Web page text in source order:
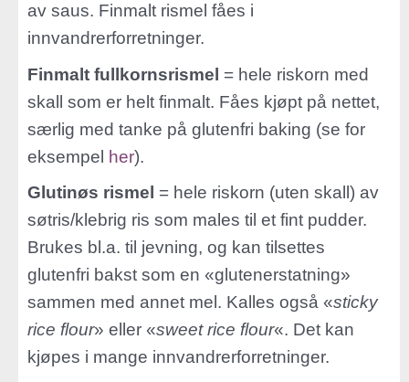
av saus. Finmalt rismel fåes i
innvandrerforretninger.
Finmalt fullkornsrismel = hele riskorn med
skall som er helt finmalt. Fåes kjøpt på nettet,
særlig med tanke på glutenfri baking (se for
eksempel
her).
Glutinøs rismel = hele riskorn (uten skall) av
søtris/klebrig ris som males til et fint pudder.
Brukes bl.a. til jevning, og kan tilsettes
glutenfri bakst som en «glutenerstatning»
sammen med annet mel. Kalles også «sticky
rice flour» eller «sweet rice flour«. Det kan
kjøpes i mange innvandrerforretninger.